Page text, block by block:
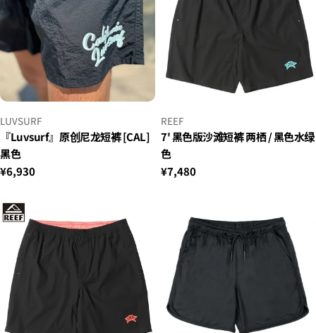
小
贩：
LUVSURF
『Luvsurf』原创尼龙短裤 [CAL]
黑色
正
价
格
¥6,930
小
贩：
REEF
7' 黑色版沙滩短裤 两栖 / 黑色水绿
色
正
¥7,480